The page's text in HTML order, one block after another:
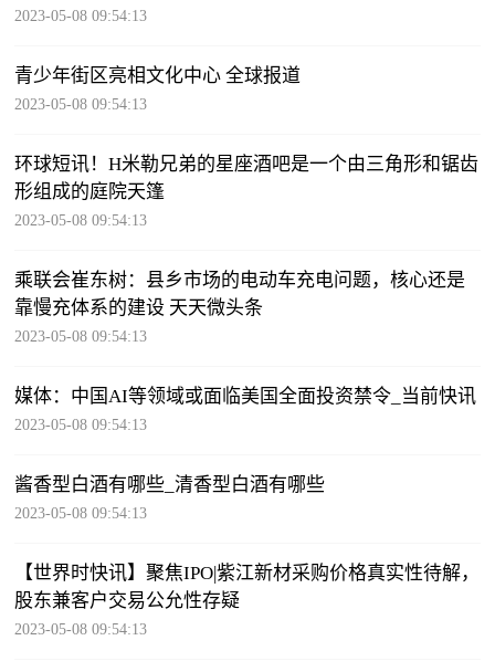
2023-05-08 09:54:13
青少年街区亮相文化中心 全球报道
2023-05-08 09:54:13
环球短讯！H米勒兄弟的星座酒吧是一个由三角形和锯齿
形组成的庭院天篷
2023-05-08 09:54:13
乘联会崔东树：县乡市场的电动车充电问题，核心还是
靠慢充体系的建设 天天微头条
2023-05-08 09:54:13
媒体：中国AI等领域或面临美国全面投资禁令_当前快讯
2023-05-08 09:54:13
酱香型白酒有哪些_清香型白酒有哪些
2023-05-08 09:54:13
【世界时快讯】聚焦IPO|紫江新材采购价格真实性待解，
股东兼客户交易公允性存疑
2023-05-08 09:54:13